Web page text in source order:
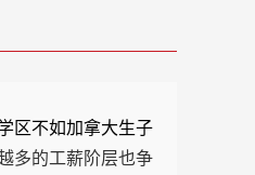
区不如加拿大生子
多的工薪阶层也争